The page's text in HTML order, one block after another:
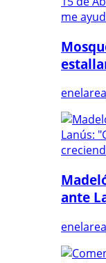
enelarea
ante
enelarea